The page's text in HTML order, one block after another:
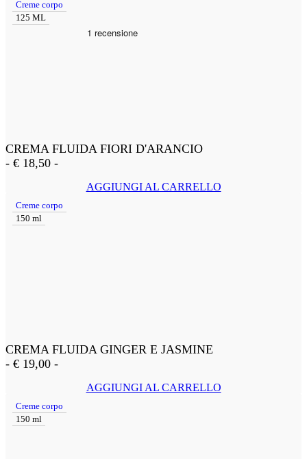
Creme corpo
125 ML
CREMA FLUIDA FIORI D'ARANCIO
- € 18,50 -
AGGIUNGI AL CARRELLO
Creme corpo
150 ml
CREMA FLUIDA GINGER E JASMINE
- € 19,00 -
AGGIUNGI AL CARRELLO
Creme corpo
150 ml